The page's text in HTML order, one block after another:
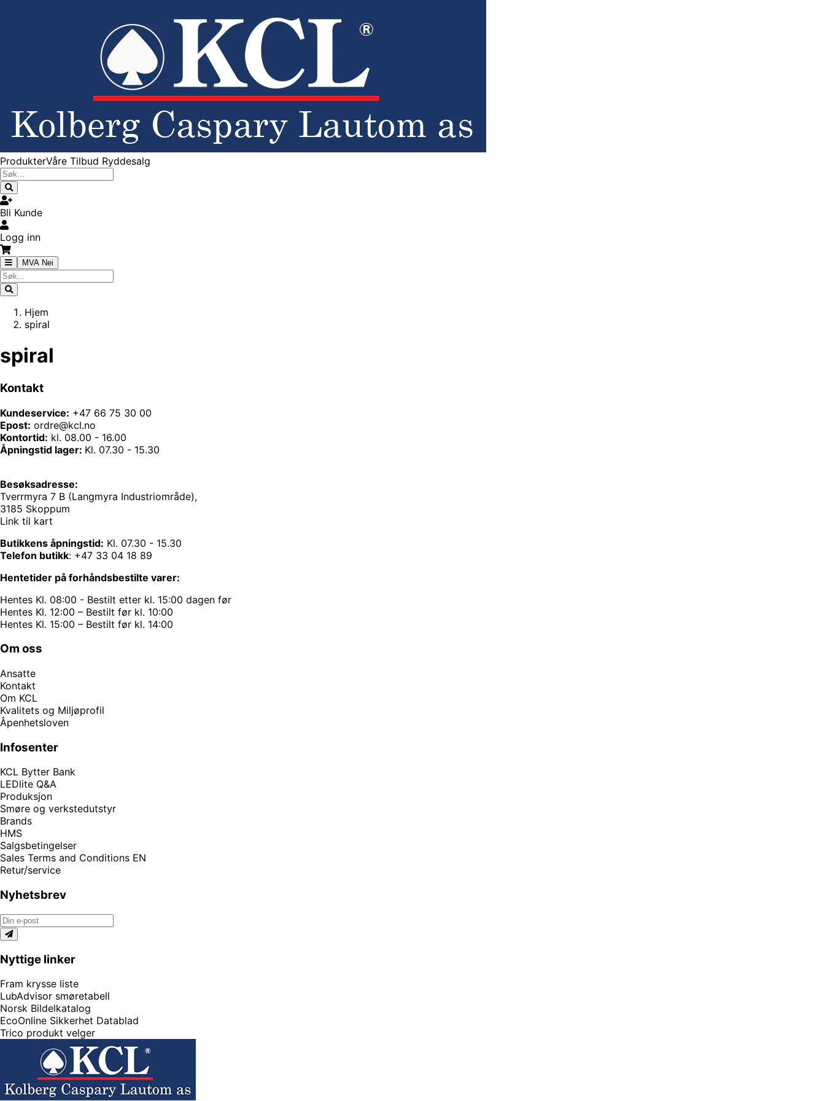
ProdukterVåre Tilbud Ryddesalg
Bli Kunde
Logg inn
MVA Nei
Hjem
spiral
spiral
Kontakt
Kundeservice: +47 66 75 30 00
Epost: ordre@kcl.no
Kontortid: kl. 08.00 - 16.00
Åpningstid lager: Kl. 07.30 - 15.30
Besøksadresse:
Tverrmyra 7 B (Langmyra Industriområde),
3185 Skoppum
Link til kart
Butikkens åpningstid: Kl. 07.30 - 15.30
Telefon butikk: +47 33 04 18 89
Hentetider på forhåndsbestilte varer:
Hentes Kl. 08:00 - Bestilt etter kl. 15:00 dagen før
Hentes Kl. 12:00 – Bestilt før kl. 10:00
Hentes Kl. 15:00 – Bestilt før kl. 14:00
Om oss
Ansatte
Kontakt
Om KCL
Kvalitets og Miljøprofil
Åpenhetsloven
Infosenter
KCL Bytter Bank
LEDlite Q&A
Produksjon
Smøre og verkstedutstyr
Brands
HMS
Salgsbetingelser
Sales Terms and Conditions EN
Retur/service
Nyhetsbrev
Nyttige linker
Fram krysse liste
LubAdvisor smøretabell
Norsk Bildelkatalog
EcoOnline Sikkerhet Datablad
Trico produkt velger